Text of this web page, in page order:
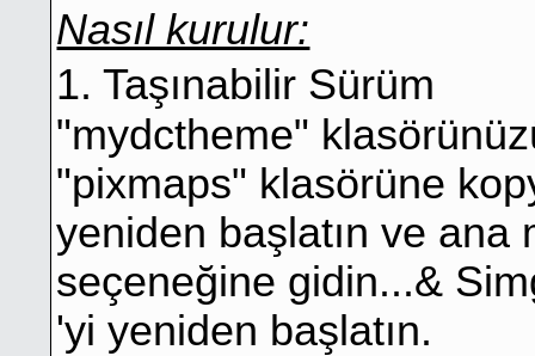
Nasıl kurulur:
1. Taşınabilir Sürüm
"mydctheme"
"pixmaps" klasörüne
yeniden başlatın ve ana
seçeneğine gidin...&
'yi yeniden başlatın.